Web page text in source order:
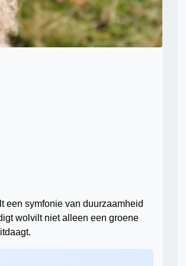
een symfonie van duurzaamheid
wolvilt niet alleen een groene